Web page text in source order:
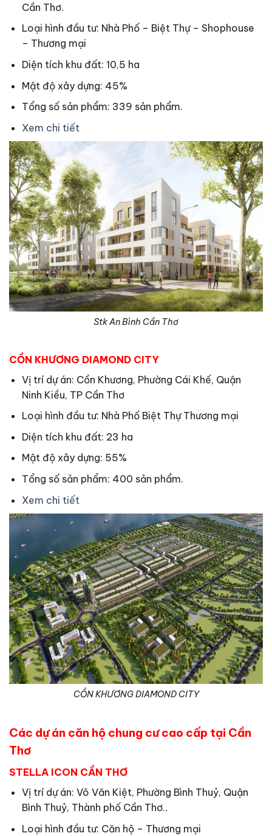
Cần Thơ.
Loại hình đầu tư: Nhà Phố – Biệt Thự – Shophouse
– Thương mại
Diện tích khu đất: 10,5 ha
Mật độ xây dựng: 45%
Tổng số sản phẩm: 339 sản phẩm.
Xem chi tiết
Stk An Bình Cần Thơ
CỒN KHƯƠNG DIAMOND CITY
Vị trí dự án: Cồn Khương, Phường Cái Khế, Quận
Ninh Kiều, TP Cần Thơ
Loại hình đầu tư: Nhà Phố Biệt Thự Thương mại
Diện tích khu đất: 23 ha
Mật độ xây dựng: 55%
Tổng số sản phẩm: 400 sản phẩm.
Xem chi tiết
CỒN KHƯƠNG DIAMOND CITY
Các dự án căn hộ chung cư cao cấp tại Cần
Thơ
STELLA ICON CẦN THƠ
Vị trí dự án: Võ Văn Kiệt, Phường Bình Thuỷ, Quận
Bình Thuỷ, Thành phố Cần Thơ..
Loại hình đầu tư: Căn hộ – Thương mại